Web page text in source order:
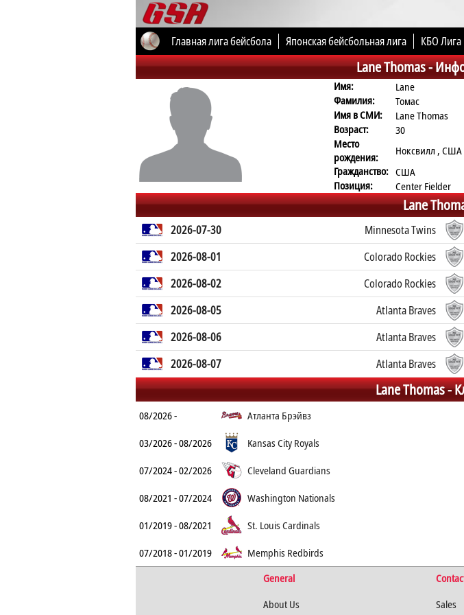
Главная лига бейсбола Японская бейсбольная лига КБО Лига
Все соревнования
Lane Thomas -
Имя:
Lane
Фамилия:
Томас
Имя в СМИ:
Lane Thomas
Возраст:
30
Место
рождения:
Ноксвилл , США
Гражданство: США
Позиция:
Center Fielder
Lane
2026-07-30 Minnesota Twins
2026-08-01
Colorado Rockies
2026-08-02
Colorado Rockies
2026-08-05
Atlanta Braves
2026-08-06
Atlanta Braves
2026-08-07
Atlanta Braves
Lane Thomas -
08/2026 - Атланта Брэйвз
03/2026 - 08/2026
Kansas City Royals
07/2024 - 02/2026
Cleveland Guardians
08/2021 - 07/2024
Washington Nationals
01/2019 - 08/2021
St. Louis Cardinals
07/2018 - 01/2019
Memphis Redbirds
General
About Us
Sales